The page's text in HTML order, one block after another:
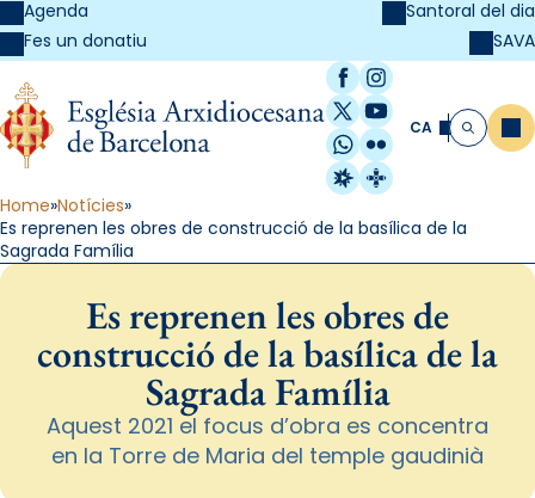
Agenda
Fes un donatiu
Santoral del dia
SAVA
Facebook
Instagram
X / Twitter
YouTube
WhatsApp
Flickr
Radio Estel
Catalunya
CA Cerca
Home Notícies
Es reprenen les obres de construcció de la basílica de la
Sagrada Família
Es reprenen les obres de
construcció de la basílica de la
Sagrada Família
Aquest 2021 el focus d’obra es concentra
en la Torre de Maria del temple gaudinià